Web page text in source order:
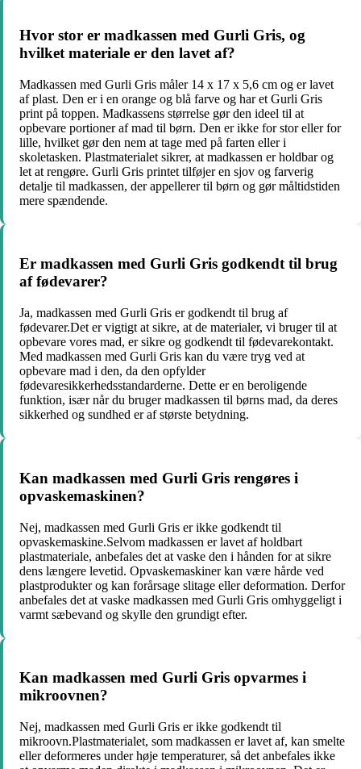
Hvor stor er madkassen med Gurli Gris, og
hvilket materiale er den lavet af?
Madkassen med Gurli Gris måler 14 x 17 x 5,6 cm og er lavet
af plast. Den er i en orange og blå farve og har et Gurli Gris
print på toppen. Madkassens størrelse gør den ideel til at
opbevare portioner af mad til børn. Den er ikke for stor eller for
lille, hvilket gør den nem at tage med på farten eller i
skoletasken. Plastmaterialet sikrer, at madkassen er holdbar og
let at rengøre. Gurli Gris printet tilføjer en sjov og farverig
detalje til madkassen, der appellerer til børn og gør måltidstiden
mere spændende.
Er madkassen med Gurli Gris godkendt til brug
af fødevarer?
Ja, madkassen med Gurli Gris er godkendt til brug af
fødevarer.Det er vigtigt at sikre, at de materialer, vi bruger til at
opbevare vores mad, er sikre og godkendt til fødevarekontakt.
Med madkassen med Gurli Gris kan du være tryg ved at
opbevare mad i den, da den opfylder
fødevaresikkerhedsstandarderne. Dette er en beroligende
funktion, især når du bruger madkassen til børns mad, da deres
sikkerhed og sundhed er af største betydning.
Kan madkassen med Gurli Gris rengøres i
opvaskemaskinen?
Nej, madkassen med Gurli Gris er ikke godkendt til
opvaskemaskine.Selvom madkassen er lavet af holdbart
plastmateriale, anbefales det at vaske den i hånden for at sikre
dens længere levetid. Opvaskemaskiner kan være hårde ved
plastprodukter og kan forårsage slitage eller deformation. Derfor
anbefales det at vaske madkassen med Gurli Gris omhyggeligt i
varmt sæbevand og skylle den grundigt efter.
Kan madkassen med Gurli Gris opvarmes i
mikroovnen?
Nej, madkassen med Gurli Gris er ikke godkendt til
mikroovn.Plastmaterialet, som madkassen er lavet af, kan smelte
eller deformeres under høje temperaturer, så det anbefales ikke